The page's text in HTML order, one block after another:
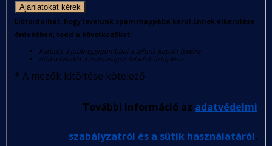
Ajánlatokat kérek
Előfordulhat, hogy levelünk spam mappába kerül.Ennek elkerülése
érdekében, tedd a következőket:
Kattints a jobb egérgombbal a tőlünk kapott levélre
Add a feladót a biztonságos feladók listájához
* A mezők kitöltése kötelező
További információ az adatvédelmi
szabályzatról és a sütik használatáról.